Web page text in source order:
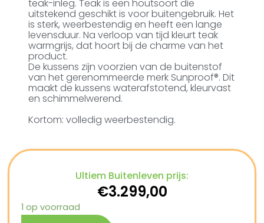
teak-inleg. Teak is een houtsoort die
uitstekend geschikt is voor buitengebruik. Het
is sterk, weerbestendig en heeft een lange
levensduur. Na verloop van tijd kleurt teak
warmgrijs, dat hoort bij de charme van het
product.
De kussens zijn voorzien van de buitenstof
van het gerenommeerde merk Sunproof®. Dit
maakt de kussens waterafstotend, kleurvast
en schimmelwerend.
Kortom: volledig weerbestendig.
Ultiem Buitenleven prijs:
€3.299,00
1 op voorraad